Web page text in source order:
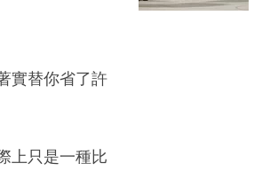
實替你省了許
上只是一種比